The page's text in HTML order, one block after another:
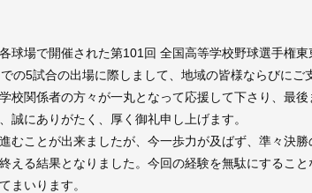
球場で開催された第101回 全国高等学校野球選手権
の5試合の出場に際しまして、地域の皆様ならびにご
校関係者の方々が一丸となって応援して下さり、最
誠にありがたく、厚く御礼申し上げます。
むことが出来ましたが、今一歩力が及ばず、準々決
える結果となりました。今回の経験を無駄にするこ
まいります。